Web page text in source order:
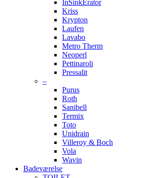
InSinkErator
Kriss
Krypton
Laufen
Lavabo
Metro Therm
Neoperl
Pettinaroli
Pressalit
–
Purus
Roth
Sanibell
Termix
Toto
Unidrain
Villeroy & Boch
Vola
Wavin
Badeværelse